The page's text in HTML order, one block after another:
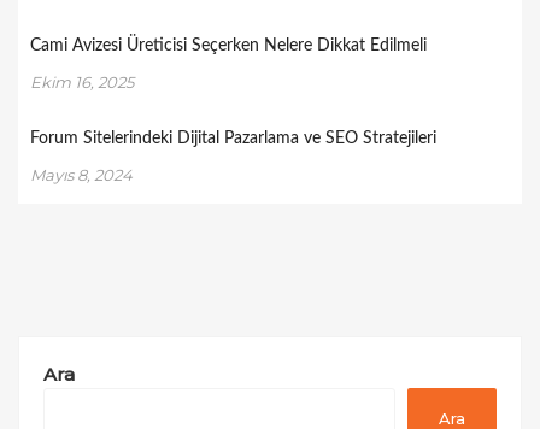
Cami Avizesi Üreticisi Seçerken Nelere Dikkat Edilmeli
Ekim 16, 2025
Forum Sitelerindeki Dijital Pazarlama ve SEO Stratejileri
Mayıs 8, 2024
Ara
Ara